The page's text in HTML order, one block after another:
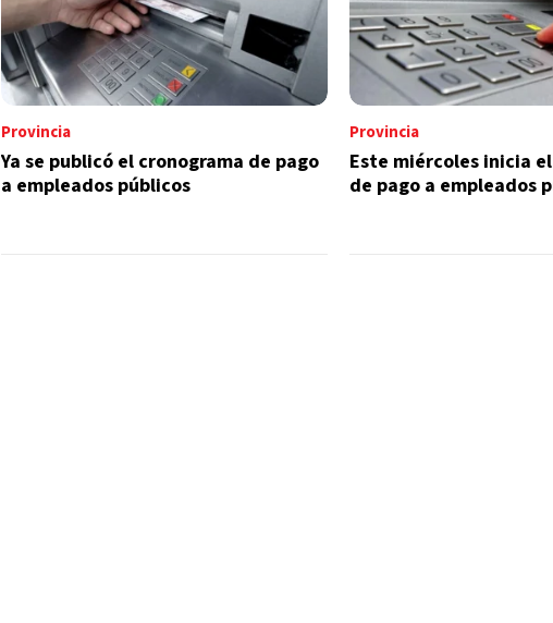
Provincia
Ya se publicó el cronograma de pago
a empleados públicos
Provincia
Este miércoles inicia
de pago a empleados